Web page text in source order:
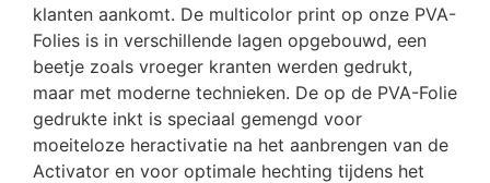
klanten aankomt. De multicolor print op onze PVA-
Folies is in verschillende lagen opgebouwd, een
beetje zoals vroeger kranten werden gedrukt,
maar met moderne technieken. De op de PVA-Folie
gedrukte inkt is speciaal gemengd voor
moeiteloze heractivatie na het aanbrengen van de
Activator en voor optimale hechting tijdens het